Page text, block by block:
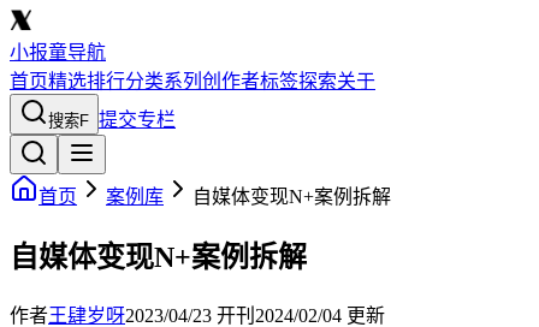
小报童导航
首页精选排行分类系列 创作者标签探索关于
搜索F 提交专栏
首页 案例库 自媒体变现N+案例拆解
自媒体变现N+案例拆解
作者王肆岁呀2023/04/23 开刊 2024/02/04 更新